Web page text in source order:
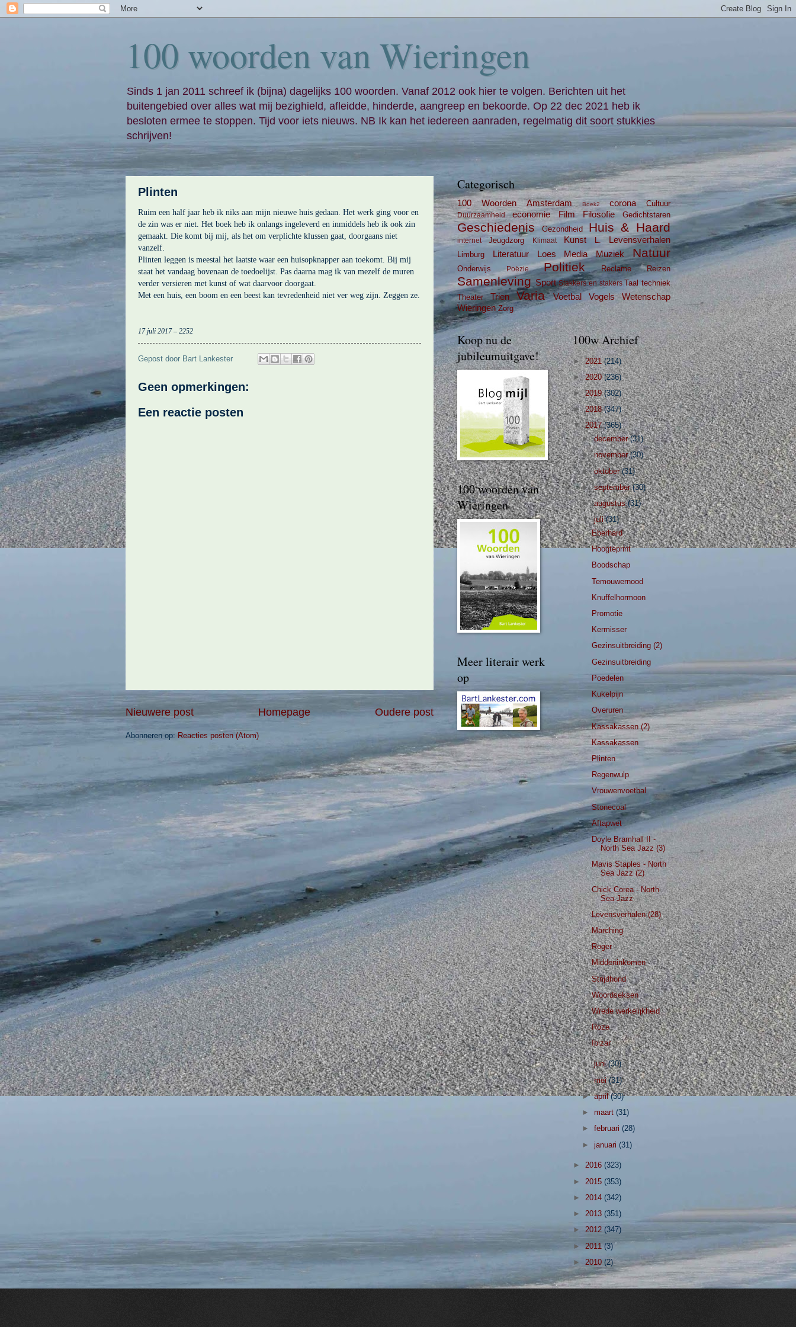
100 woorden van Wieringen
Sinds 1 jan 2011 schreef ik (bijna) dagelijks 100 woorden. Vanaf 2012 ook hier te volgen. Berichten uit het
buitengebied over alles wat mij bezighield, afleidde, hinderde, aangreep en bekoorde. Op 22 dec 2021 heb ik
besloten ermee te stoppen. Tijd voor iets nieuws. NB Ik kan het iedereen aanraden, regelmatig dit soort stukkies
schrijven!
Plinten
Ruim een half jaar heb ik niks aan mijn nieuwe huis gedaan. Het werk ging voor en
de zin was er niet. Het boek heb ik onlangs ingeleverd en inmiddels heb ik ook zin
gemaakt. Die komt bij mij, als het om verplichte klussen gaat, doorgaans niet
vanzelf.
Plinten leggen is meestal het laatste waar een huisopknapper aan toekomt. Bij mij
staat het vandaag bovenaan de toedoelijst. Pas daarna mag ik van mezelf de muren
verder versieren met kunst of wat daarvoor doorgaat.
Met een huis, een boom en een beest kan tevredenheid niet ver weg zijn. Zeggen ze.
17 juli 2017 – 2252
Gepost door Bart Lankester
Geen opmerkingen:
Een reactie posten
Nieuwere post Oudere post
Homepage
Abonneren op: Reacties posten (Atom)
Categorisch
100 Woorden Amsterdam Boek2 corona Cultuur
Duurzaamheid economie Film Filosofie Gedichtstaren
Geschiedenis Gezondheid Huis & Haard
internet Jeugdzorg Klimaat Kunst L. Levensverhalen
Limburg Literatuur Loes Media Muziek Natuur
Onderwijs Poëzie Politiek Reclame Reizen
Samenleving Sport Stakkers en stakers Taal techniek
Theater
Trien Varia Voetbal Vogels
Wetenschap
Wieringen Zorg
Koop nu de
jubileumuitgave!
100 woorden van
Wieringen
Meer literair werk
op
100w Archief
►2021(214)
►2020(236)
►2019(302)
►2018(347)
▼2017(365)
►december(31)
►november(30)
►oktober(31)
►september(30)
►augustus(31)
▼juli(31)
Eberhard
Hoogteprint
Boodschap
Temouwernood
Knuffelhormoon
Promotie
Kermisser
Gezinsuitbreiding (2)
Gezinsuitbreiding
Poedelen
Kukelpijn
Overuren
Kassakassen (2)
Kassakassen
Plinten
Regenwulp
Vrouwenvoetbal
Stonecoal
Aftapwet
Doyle Bramhall II -
North Sea Jazz (3)
Mavis Staples - North
Sea Jazz (2)
Chick Corea - North
Sea Jazz
Levensverhalen (28)
Marching
Roger
Middeninkomen
Strijdhond
Woordseksen
Wrede werkelijkheid
Roze
Ibizar
►juni(30)
►mei(31)
►april(30)
► maart(31)
►februari(28)
►januari(31)
► 2016 (323)
► 2015 (353)
► 2014 (342)
► 2013 (351)
► 2012 (347)
► 2011 (3)
► 2010 (2)